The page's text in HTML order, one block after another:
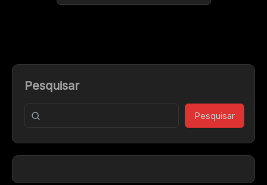
Pesquisar
Pesquisar